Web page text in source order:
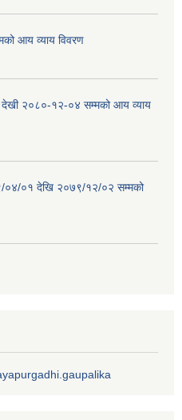
आय व्याय विवरण
२०८०-१२-०४ सम्मको आय व्याय
०४/०१ देखि २०७९/१२/०२ सम्मको